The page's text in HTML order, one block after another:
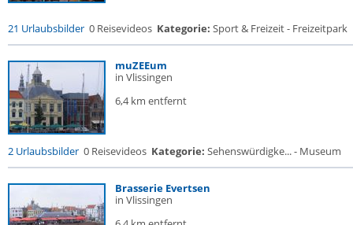
21 Urlaubsbilder 0 Reisevideos Kategorie: Sport & Freizeit - Freizeitpark
muZEEum
in Vlissingen
6,4 km entfernt
2 Urlaubsbilder 0 Reisevideos Kategorie: Sehenswürdigke... - Museum
Brasserie Evertsen
in Vlissingen